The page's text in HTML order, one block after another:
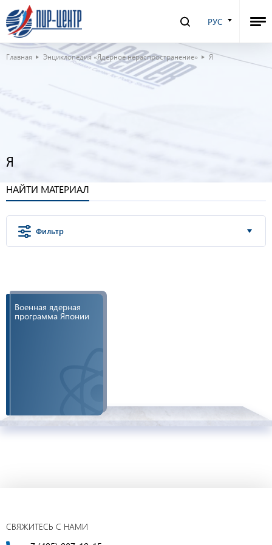
РУС
Главная Энциклопедия «Ядерное нераспространение» Я
Я
НАЙТИ МАТЕРИАЛ
Фильтр
Военная ядерная
программа Японии
СВЯЖИТЕСЬ С НАМИ